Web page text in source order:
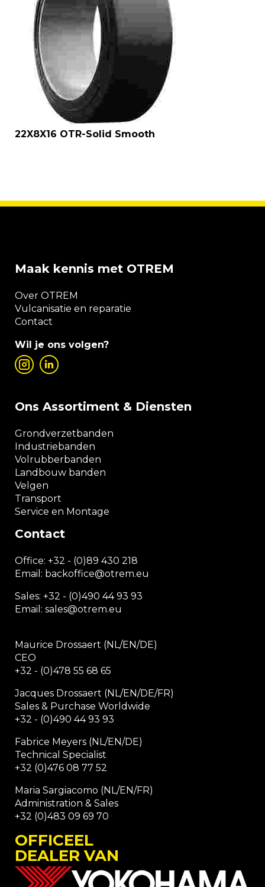
22X8X16 OTR-Solid Smooth
Contact
Office: +32 - (0)89 430 218
Email: backoffice@otrem.eu
Sales: +32 - (0)490 44 93 93
Email: sales@otrem.eu
Maurice Drossaert (NL/EN/DE)
CEO
+32 - (0)478 55 68 65
Jacques Drossaert (NL/EN/DE/FR)
Sales & Purchase Worldwide
+32 - (0)490 44 93 93
Fabrice Meyers (NL/EN/DE)
Technical Specialist
+32 (0)476 08 77 52
Maria Sargiacomo (NL/EN/FR)
Administration & Sales
+32 (0)483 09 69 70
Ons Assortiment & Diensten
Grondverzetbanden
Industriebanden
Volrubberbanden
Landbouw banden
Velgen
Transport
Service en Montage
Maak kennis met OTREM
Over OTREM
Vulcanisatie en reparatie
Contact
Wil je ons volgen?
OFFICEEL
DEALER VAN